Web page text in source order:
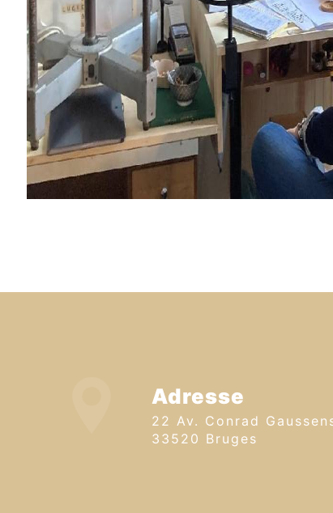
Adresse
22 Av. Conrad Gaussens
33520 Bruges